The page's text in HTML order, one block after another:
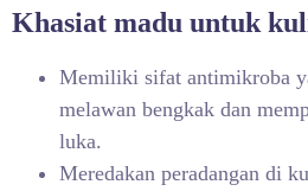
Khasiat madu untuk
Memiliki sifat antimikroba
melawan bengkak dan
luka.
Meredakan peradangan di